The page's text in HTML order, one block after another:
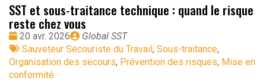
SST et sous-traitance technique : quand le risque
reste chez vous
Date
:
20 avr. 2026
Publié
par
Global SST
Tags
:
Sauveteur Secouriste du Travail , Sous-traitance,
Organisation des secours, Prévention des risques, Mise en
conformité